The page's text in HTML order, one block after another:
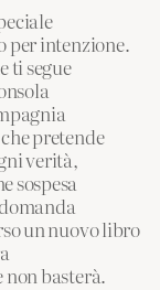
per intenzione.
ti segue
pretende
verità,
sospesa
un nuovo libro
non basterà.